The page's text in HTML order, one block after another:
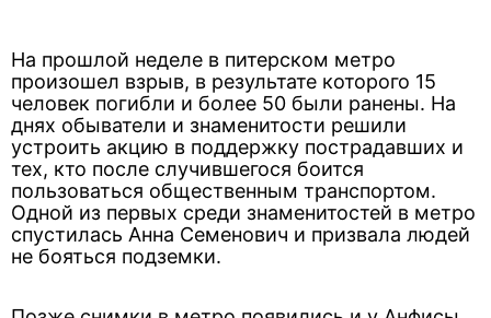
На прошлой неделе в питерском метро
произошел взрыв, в результате которого 15
человек погибли и более 50 были ранены. На
днях обыватели и знаменитости решили
устроить акцию в поддержку пострадавших и
тех, кто после случившегося боится
пользоваться общественным транспортом.
Одной из первых среди знаменитостей в метро
спустилась Анна Семенович и призвала людей
не бояться подземки.